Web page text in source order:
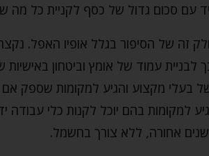
עם סכום גדול של כסף לקניית כל מה
זה של הסיפור בגלל אופיו האפל.
לבניית עמוד של אומץ וביטחון
של בעלי מקצוע והגיע למקומות שספק
למקומות בהם יוכל לקנות כלי עבודה
שנים אחורה, ללא צורך בחשמל.